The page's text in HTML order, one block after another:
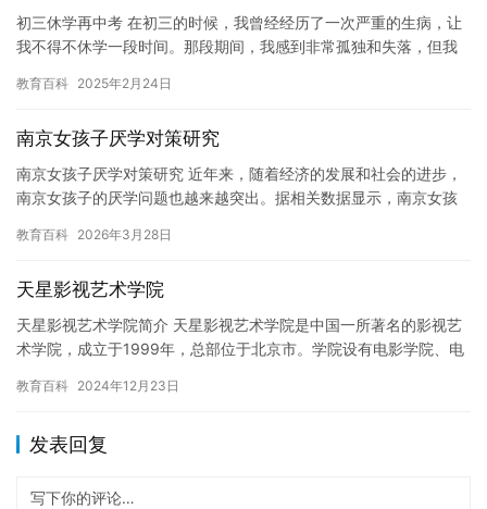
初三休学再中考 在初三的时候，我曾经经历了一次严重的生病，让
我不得不休学一段时间。那段期间，我感到非常孤独和失落，但我
我…
教育百科 2025年2月24日
南京女孩子厌学对策研究
南京女孩子厌学对策研究 近年来，随着经济的发展和社会的进步，
南京女孩子的厌学问题也越来越突出。据相关数据显示，南京女孩
女孩…
教育百科 2026年3月28日
天星影视艺术学院
天星影视艺术学院简介 天星影视艺术学院是中国一所著名的影视艺
术学院，成立于1999年，总部位于北京市。学院设有电影学院、电
教育百科 2024年12月23日
发表回复